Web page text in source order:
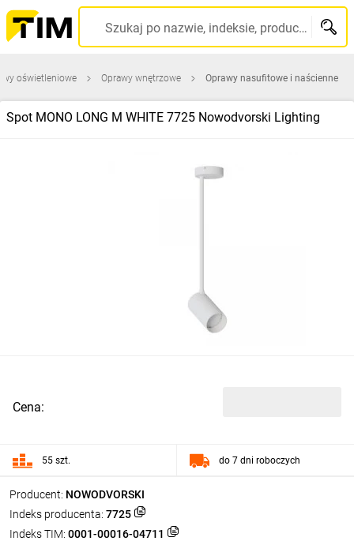
Szukaj po nazwie, indeksie, producencie, kodzie kreskowym...
oświetleniowe Oprawy wnętrzowe Oprawy nasufitowe i naścienne
Spot MONO LONG M WHITE 7725 Nowodvorski Lighting
Producent: NOWODVORSKI
Indeks producenta: 7725
Indeks TIM: 0001-00016-04711
Cena:
55 szt. do 7 dni roboczych